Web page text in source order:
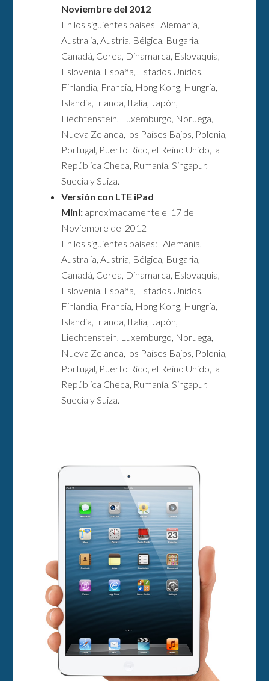
Noviembre del 2012
En los siguientes países Alemania,
Australia, Austria, Bélgica, Bulgaria,
Canadá, Corea, Dinamarca, Eslovaquia,
Eslovenia, España, Estados Unidos,
Finlandia, Francia, Hong Kong, Hungría,
Islandia, Irlanda, Italia, Japón,
Liechtenstein, Luxemburgo, Noruega,
Nueva Zelanda, los Países Bajos, Polonia,
Portugal, Puerto Rico, el Reino Unido, la
República Checa, Rumanía, Singapur,
Suecia y Suiza.
Versión con LTE iPad
Mini: aproximadamente el 17 de
Noviembre del 2012
En los siguientes países: Alemania,
Australia, Austria, Bélgica, Bulgaria,
Canadá, Corea, Dinamarca, Eslovaquia,
Eslovenia, España, Estados Unidos,
Finlandia, Francia, Hong Kong, Hungría,
Islandia, Irlanda, Italia, Japón,
Liechtenstein, Luxemburgo, Noruega,
Nueva Zelanda, los Países Bajos, Polonia,
Portugal, Puerto Rico, el Reino Unido, la
República Checa, Rumanía, Singapur,
Suecia y Suiza.